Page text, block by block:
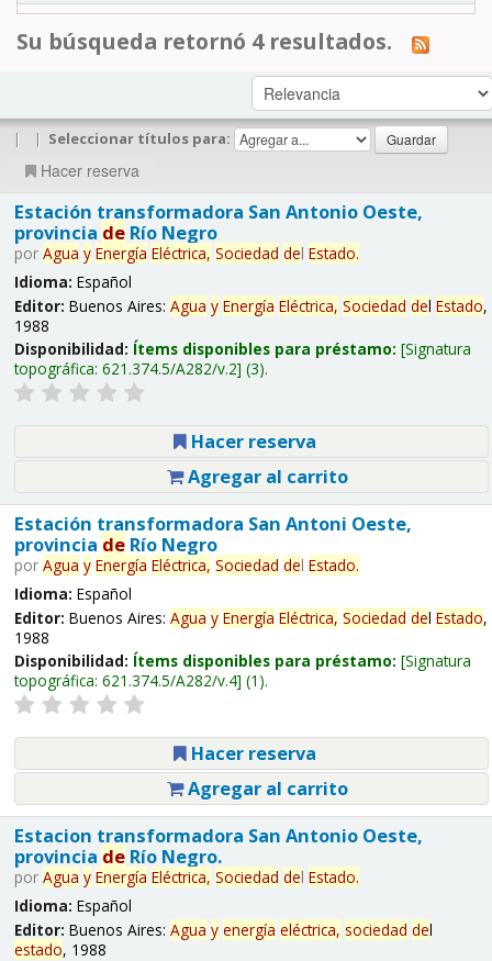
Su búsqueda retornó 4 resultados.
| | Seleccionar títulos para:
Hacer reserva
Estación transformadora San Antonio Oeste,
provincia deRío Negro
por Agua y Energía Eléctrica, Sociedad del Estado.
Idioma: Español
Editor: Buenos Aires: Agua y Energía Eléctrica, Sociedad del Estado,
1988
Disponibilidad: Ítems disponibles para préstamo: Signatura
topográfica: 621.374.5/A282/v.2 (3).
Hacer reserva
Agregar al carrito
Estación transformadora San Antoni Oeste,
provincia deRío Negro
por Agua y Energía Eléctrica, Sociedad del Estado.
Idioma: Español
Editor: Buenos Aires: Agua y Energía Eléctrica, Sociedad del Estado,
1988
Disponibilidad: Ítems disponibles para préstamo: Signatura
topográfica: 621.374.5/A282/v.4 (1).
Hacer reserva
Agregar al carrito
Estacion transformadora San Antonio Oeste,
provincia deRío Negro.
por Agua y Energía Eléctrica, Sociedad del Estado.
Idioma: Español
Editor: Buenos Aires: Agua y energía eléctrica, sociedad del
estado, 1988